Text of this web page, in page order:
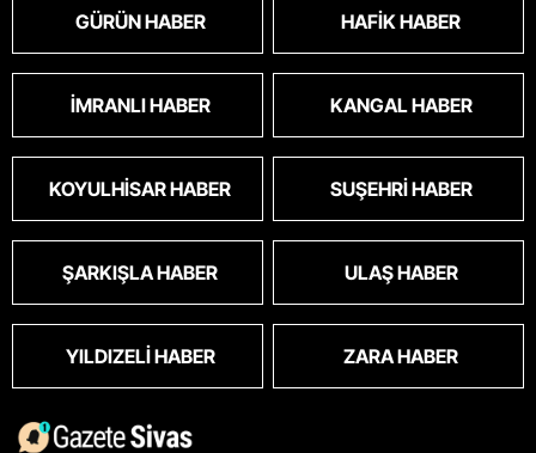
GÜRÜN HABER HAFIK HABER
İMRANLI HABER KANGAL HABER
KOYULHISAR HABER SUŞEHRI HABER
ŞARKIŞLA HABER ULAŞ HABER
YILDIZELI HABER ZARA HABER